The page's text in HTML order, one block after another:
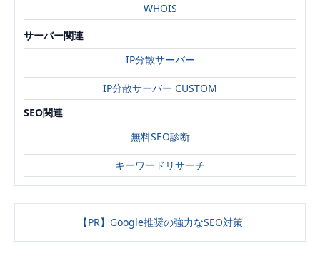
WHOIS
サーバー関連
IP分散サーバー
IP分散サーバー CUSTOM
SEO関連
無料SEO診断
キーワードリサーチ
【PR】Google推奨の強力なSEO対策